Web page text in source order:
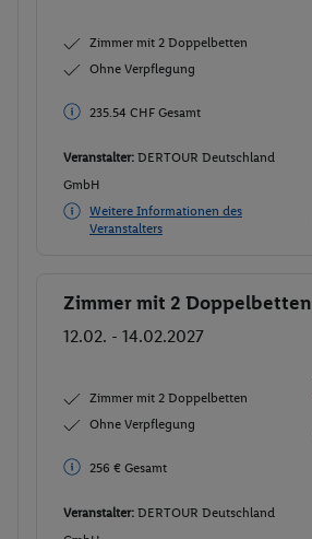
Zimmer mit 2 Doppelbetten
Ohne Verpflegung
253 € Gesamt
Veranstalter: DERTOUR Deutschland
GmbH
Weitere Informationen des
Veranstalters
Buchen
Zimmer mit 2 Doppelbetten
12.02. - 14.02.2027
Zimmer mit 2 Doppelbetten
Ohne Verpflegung
256 € Gesamt
Veranstalter: DERTOUR Deutschland